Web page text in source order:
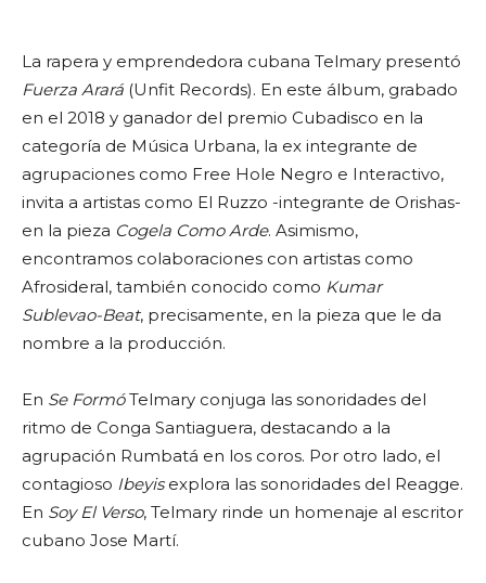
La rapera y emprendedora cubana Telmary presentó
Fuerza Arará (Unfit Records). En este álbum, grabado
en el 2018 y ganador del premio Cubadisco en la
categoría de Música Urbana, la ex integrante de
agrupaciones como Free Hole Negro e Interactivo,
invita a artistas como El Ruzzo -integrante de Orishas-
en la pieza Cogela Como Arde. Asimismo,
encontramos colaboraciones con artistas como
Afrosideral, también conocido como Kumar
Sublevao-Beat, precisamente, en la pieza que le da
nombre a la producción.
En Se FormóTelmary conjuga las sonoridades del
ritmo de Conga Santiaguera, destacando a la
agrupación Rumbatá en los coros. Por otro lado, el
contagioso Ibeyisexplora las sonoridades del Reagge.
En Soy El Verso, Telmary rinde un homenaje al escritor
cubano Jose Martí.